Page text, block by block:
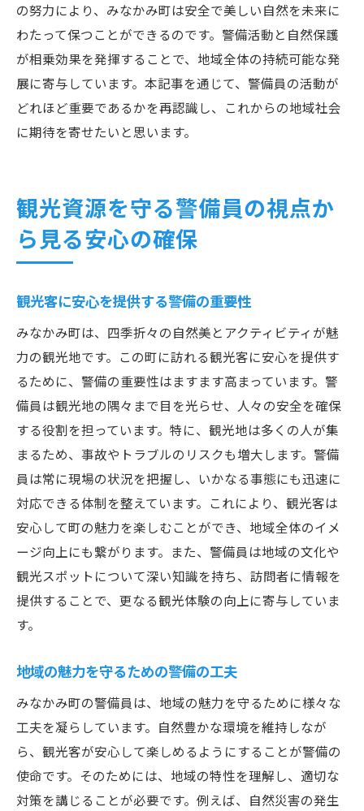
の努力により、みなかみ町は安全で美しい自然を未来に
わたって保つことができるのです。警備活動と自然保護
が相乗効果を発揮することで、地域全体の持続可能な発
展に寄与しています。本記事を通じて、警備員の活動が
どれほど重要であるかを再認識し、これからの地域社会
に期待を寄せたいと思います。
観光資源を守る警備員の視点か
ら見る安心の確保
観光客に安心を提供する警備の重要性
みなかみ町は、四季折々の自然美とアクティビティが魅
力の観光地です。この町に訪れる観光客に安心を提供す
るために、警備の重要性はますます高まっています。警
備員は観光地の隅々まで目を光らせ、人々の安全を確保
する役割を担っています。特に、観光地は多くの人が集
まるため、事故やトラブルのリスクも増大します。警備
員は常に現場の状況を把握し、いかなる事態にも迅速に
対応できる体制を整えています。これにより、観光客は
安心して町の魅力を楽しむことができ、地域全体のイメ
ージ向上にも繋がります。また、警備員は地域の文化や
観光スポットについて深い知識を持ち、訪問者に情報を
提供することで、更なる観光体験の向上に寄与していま
す。
地域の魅力を守るための警備の工夫
みなかみ町の警備員は、地域の魅力を守るために様々な
工夫を凝らしています。自然豊かな環境を維持しなが
ら、観光客が安心して楽しめるようにすることが警備の
使命です。そのためには、地域の特性を理解し、適切な
対策を講じることが必要です。例えば、自然災害の発生